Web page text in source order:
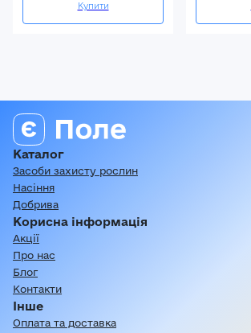
Купити
Каталог
Засоби захисту рослин
Насіння
Добрива
Корисна інформація
Акції
Про нас
Блог
Контакти
Інше
Оплата та доставка